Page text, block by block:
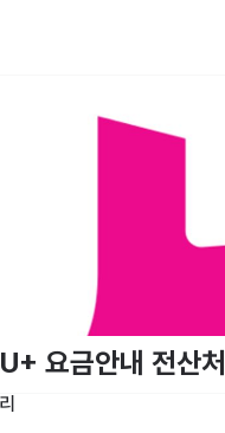
요금안내 전산처